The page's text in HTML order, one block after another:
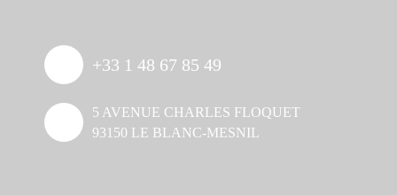
+33 1 48 67 85 49
5 AVENUE CHARLES FLOQUET
93150 LE BLANC-MESNIL